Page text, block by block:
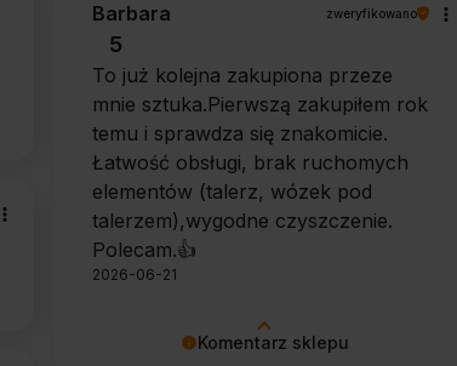
zakup spełniły Pana oczekiwania.
Dziękujemy za zaufanie.
Komentarz sklepu
Barbara zweryfikowano
5
To już kolejna zakupiona przeze
mnie sztuka.Pierwszą zakupiłem rok
temu i sprawdza się znakomicie.
Łatwość obsługi, brak ruchomych
elementów (talerz, wózek pod
talerzem),wygodne czyszczenie.
Polecam.👍️
2026-06-21